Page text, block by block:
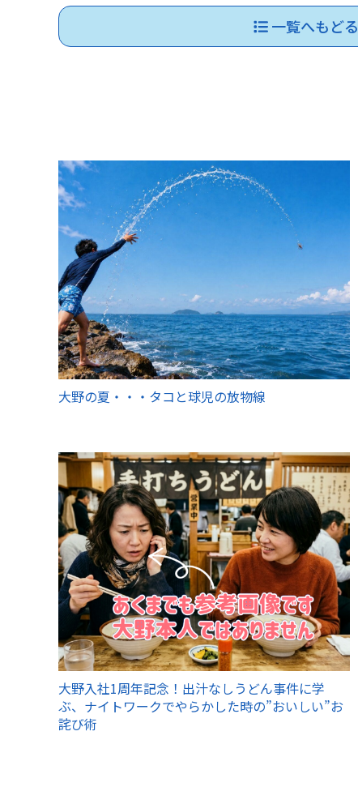
一覧へもどる
大野の夏・・・タコと球児の放物線
大野入社1周年記念！出汁なしうどん事件に学
ぶ、ナイトワークでやらかした時の”おいしい”お
詫び術